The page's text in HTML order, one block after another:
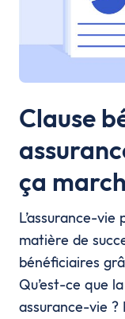
Clause
ça
L’assurance-
matière de
bénéficiaires
Qu’est-ce que
assurance-vie